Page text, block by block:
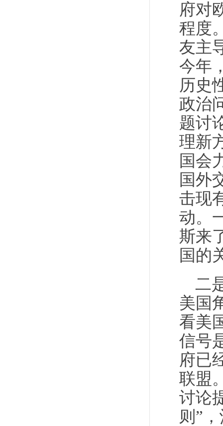
府对
程度
友主
今年
历史
政治
题讨
理新
国会
国外
击现
动。
斯来
国的
二
美国
看美
信号
府已
联盟
讨论
则”